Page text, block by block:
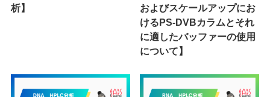
析】
およびスケールアップにお
けるPS-DVBカラムとそれ
に適したバッファーの使用
について】